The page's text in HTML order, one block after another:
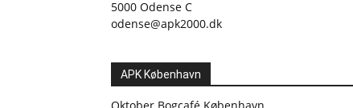
5000 Odense C
odense@apk2000.dk
APK København